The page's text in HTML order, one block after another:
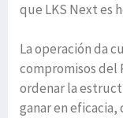
que LKS Next es
La operación da
compromisos del
ordenar la
ganar en